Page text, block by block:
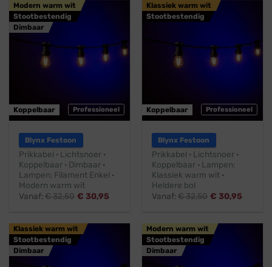
Professioneel
Modern warm wit
Stootbestendig
Dimbaar
Koppelbaar
Blynx Festoon
Prikkabel · Lichtsnoer ·
Koppelbaar · Dimbaar ·
Lampen: Filament Enkel ·
Modern warm wit
Vanaf:€32,50 € 30,95
Professioneel
Klassiek warm wit
Stootbestendig
Koppelbaar
Blynx Festoon
Prikkabel · Lichtsnoer ·
Koppelbaar · Lampen:
Klassiek warm wit ·
Heldere bol
Vanaf:€32,50 € 30,95
Klassiek warm wit
Stootbestendig
Dimbaar
Modern warm wit
Stootbestendig
Dimbaar